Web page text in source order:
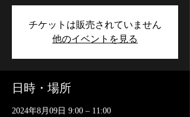
チケットは販売されていません
他のイベントを見る
日時・場所
2024年8月09日 9:00 – 11:00